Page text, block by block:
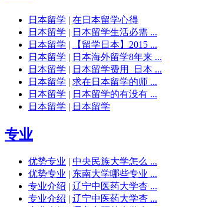
日本留学 | 在日本留学心得
日本留学 | 日本留学生活必需 ...
日本留学 |
【留学日本】2015 ...
日本留学 | 日本海外留学8年来 ...
日本留学 | 日本留学费用_日本 ...
日本留学 | 求在日本留学的师 ...
日本留学 | 日本留学的有没有 ...
日本留学 | 日本留学
专业
优势专业 | 中央民族大学怎么 ...
优势专业 | 东南大学哪些专业 ...
专业介绍 | 辽宁中医药大学杏 ...
专业介绍 | 辽宁中医药大学杏 ...